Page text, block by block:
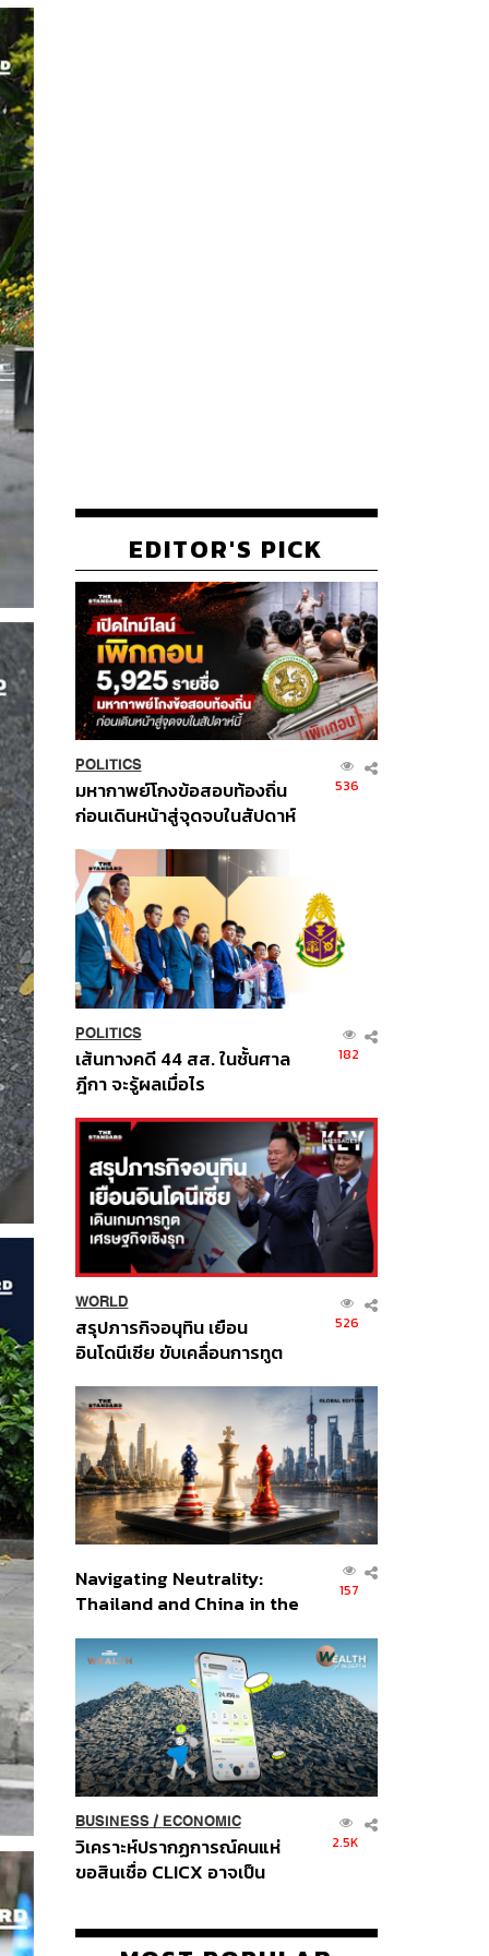
EDITOR'S PICK
POLITICS
มหากาพย์โกงข้อสอบท้องถิ่น
ก่อนเดินหน้าสู่จุดจบในสัปดาห์
536
POLITICS
เส้นทางคดี 44 สส. ในชั้นศาล
ฎีกา จะรู้ผลเมื่อไร
182
WORLD
สรุปภารกิจอนุทิน เยือน
อินโดนีเซีย ขับเคลื่อนการทูต
ส่วนยุทธศาสตร์ไทย –
อินโดนีเซีย
526
Navigating Neutrality:
Thailand and China in the
Order
157
BUSINESS/ ECONOMIC
วิเคราะห์ปรากฏการณ์คนแห่
ขอสินเชื่อ CLICX อาจเป็น
ปัญหาหนี้ครัวเรือนไทยที่ถูกซุก
2.5K